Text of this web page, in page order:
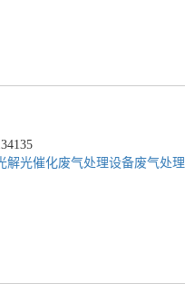
解光催化废气处理设备废气处理